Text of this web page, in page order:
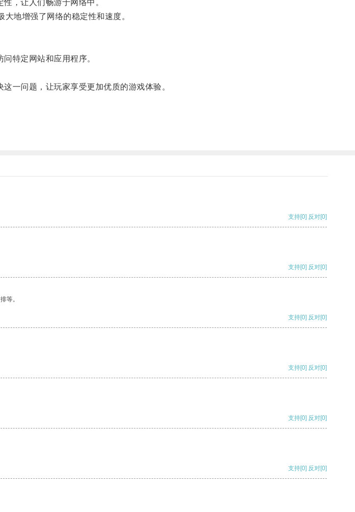
，让人们畅游于网络中。
地增强了网络的稳定性和速度。
特定网站和应用程序。
一问题，让玩家享受更加优质的游戏体验。
支持[0] 反对[0]
支持[0] 反对[0]
等。
支持[0] 反对[0]
支持[0] 反对[0]
支持[0] 反对[0]
支持[0] 反对[0]